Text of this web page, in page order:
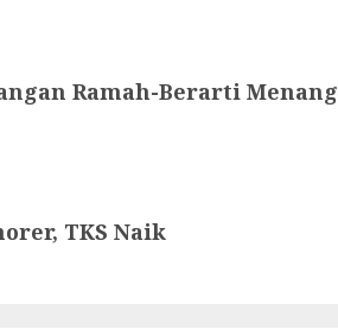
Ramah-Berarti Menang
TKS Naik